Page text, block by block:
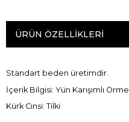
ÜRÜN ÖZELLIKLERI
Standart beden üretimdir.
İçerik Bilgisi: Yün Karışımlı Örme
Kürk Cinsi: Tilki